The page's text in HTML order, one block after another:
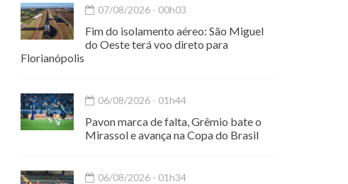
07/08/2026 - 00h03
Fim do isolamento aéreo: São Miguel
do Oeste terá voo direto para
Florianópolis
06/08/2026 - 01h44
Pavon marca de falta, Grêmio bate o
Mirassol e avança na Copa do Brasil
06/08/2026 - 01h34